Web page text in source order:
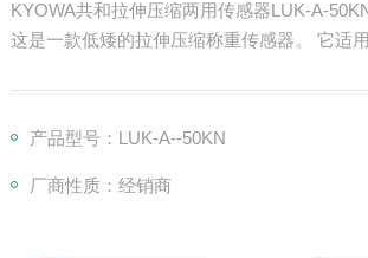
KYOWA共和拉伸压缩两用传感器LUK-A-
这是一款低矮的拉伸压缩称重传感器。 它适
产品型号：LUK-A--50KN
厂商性质：经销商